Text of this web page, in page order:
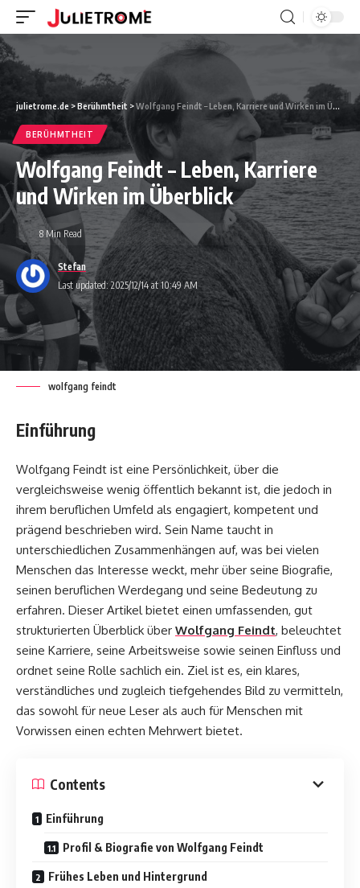
julietrome.de >Berühmtheit >Wolfgang Feindt – Leben, Karriere und Wirken im Überblick
BERÜHMTHEIT
Wolfgang Feindt – Leben, Karriere
und Wirken im Überblick
Last updated: 2025/12/14 at 10:49 AM
Stefan
8 Min Read
wolfgang feindt
Einführung
Wolfgang Feindt ist eine Persönlichkeit, über die
vergleichsweise wenig öffentlich bekannt ist, die jedoch in
ihrem beruflichen Umfeld als engagiert, kompetent und
prägend beschrieben wird. Sein Name taucht in
unterschiedlichen Zusammenhängen auf, was bei vielen
Menschen das Interesse weckt, mehr über seine Biografie,
seinen beruflichen Werdegang und seine Bedeutung zu
erfahren. Dieser Artikel bietet einen umfassenden, gut
strukturierten Überblick über Wolfgang Feindt, beleuchtet
seine Karriere, seine Arbeitsweise sowie seinen Einfluss und
ordnet seine Rolle sachlich ein. Ziel ist es, ein klares,
verständliches und zugleich tiefgehendes Bild zu vermitteln,
das sowohl für neue Leser als auch für Menschen mit
Vorwissen einen echten Mehrwert bietet.
Contents
Einführung
Profil & Biografie von Wolfgang Feindt
Frühes Leben und Hintergrund